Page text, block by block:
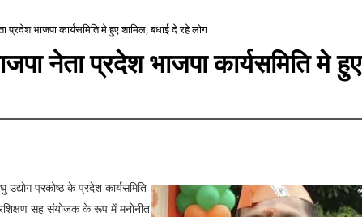
भाजपा कार्यसमिति मे हुए शामिल, बधाई दे रहे लोग
नेता प्रदेश भाजपा कार्यसमिति मे हुए
प्रकोष्ठ के प्रदेश कार्यसमिति
सह संयोजक के रूप में मनोनीत